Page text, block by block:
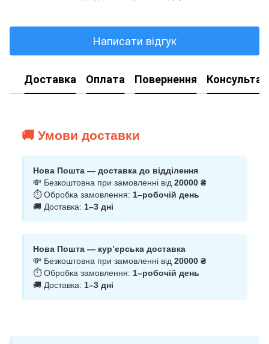
Написати відгук
Доставка Оплата Повернення
🚚 Умови доставки
Нова Пошта — доставка до відділення
💸 Безкоштовна при замовленні від 20000 ₴
⏱ Обробка замовлення: 1–робочій день
🚚 Доставка: 1–3 дні
Нова Пошта — кур’єрська доставка
💸 Безкоштовна при замовленні від 20000 ₴
⏱ Обробка замовлення: 1–робочій день
🚚 Доставка: 1–3 дні